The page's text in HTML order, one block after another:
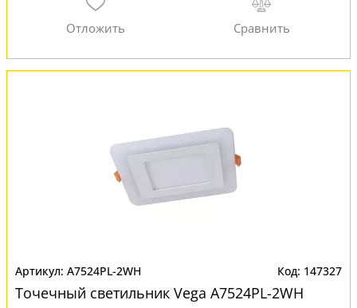
A7524PL-2WH 147327
Точечный светильник Vega A7524PL-2WH